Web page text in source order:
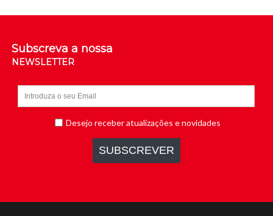
Subscreva a nossa
NEWSLETTER